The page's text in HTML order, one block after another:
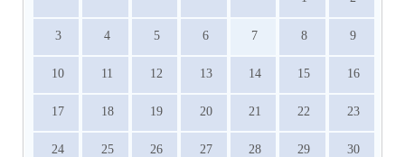
3 4 5 6 7 8 9
10 11 12 13 14 15 16
17 18 19 20 21 22 23
24 25 26 27 28 29 30